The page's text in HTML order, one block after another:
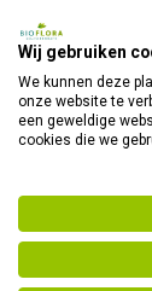
Wij gebruiken
We kunnen deze
onze website te
een geweldige
cookies die we